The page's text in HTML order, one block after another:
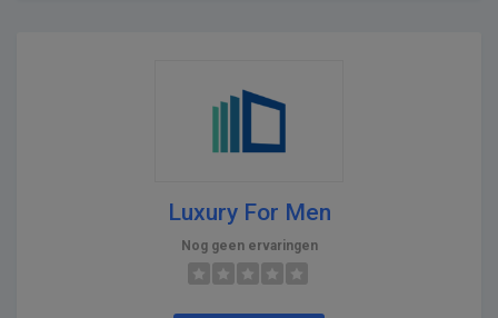
Luxury For Men
Nog geen ervaringen